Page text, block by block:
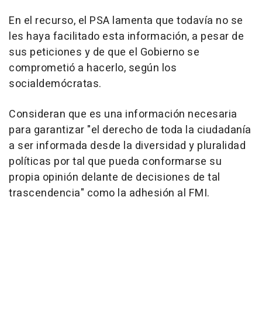
En el recurso, el PSA lamenta que todavía no se
les haya facilitado esta información, a pesar de
sus peticiones y de que el Gobierno se
comprometió a hacerlo, según los
socialdemócratas.
Consideran que es una información necesaria
para garantizar "el derecho de toda la ciudadanía
a ser informada desde la diversidad y pluralidad
políticas por tal que pueda conformarse su
propia opinión delante de decisiones de tal
trascendencia" como la adhesión al FMI.